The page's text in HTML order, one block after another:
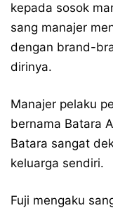
kepada sosok
sang manajer
dengan brand-
dirinya.
Manajer pelaku
bernama Batara
Batara sangat
keluarga sendiri.
Fuji mengaku